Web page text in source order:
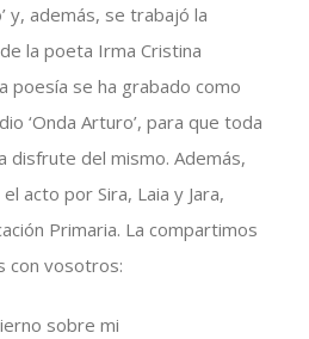
y, además, se trabajó la
la poeta Irma Cristina
poesía se ha grabado como
‘Onda Arturo’, para que toda
disfrute del mismo. Además,
acto por Sira, Laia y Jara,
Primaria. La compartimos
con vosotros:
sobre mi